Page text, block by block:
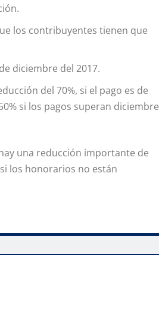
los contribuyentes tienen que
diciembre del 2017.
del 70%, si el pago es de
si los pagos superan diciembre
una reducción importante de
los honorarios no están